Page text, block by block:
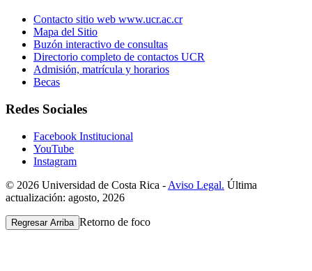
Contacto sitio web www.ucr.ac.cr
Mapa del Sitio
Buzón interactivo de consultas
Directorio completo de contactos UCR
Admisión, matrícula y horarios
Becas
Redes Sociales
Facebook Institucional
YouTube
Instagram
© 2026 Universidad de Costa Rica - Aviso Legal. Última
actualización: agosto, 2026
Regresar Arriba Retorno de foco